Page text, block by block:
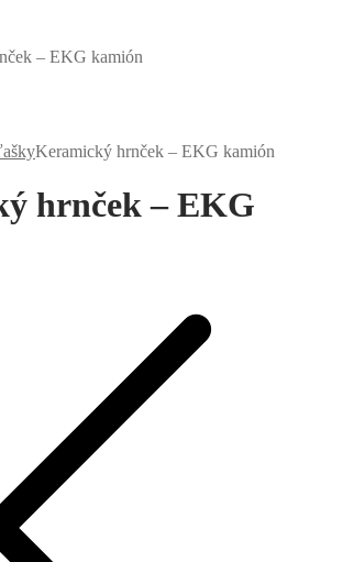
– EKG kamión
Keramický hrnček – EKG kamión
hrnček – EKG